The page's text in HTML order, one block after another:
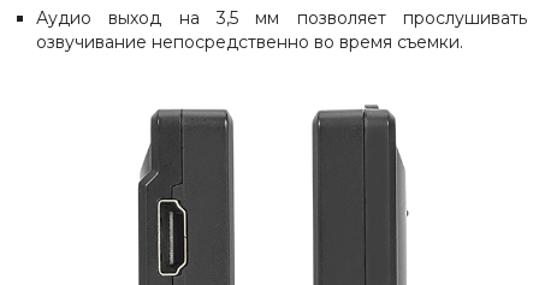
Аудио выход на 3,5 мм позволяет прослушивать
озвучивание непосредственно во время съемки.